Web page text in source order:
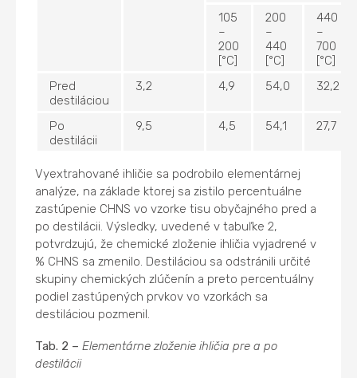
105
–
200
[°C]
200
–
440
[°C]
440
–
700
[°C]
Pred
destiláciou
3,2 4,9 54,0 32,2
Po
destilácii
9,5 4,5 54,1 27,7
Vyextrahované ihličie sa podrobilo elementárnej
analýze, na základe ktorej sa zistilo percentuálne
zastúpenie CHNS vo vzorke tisu obyčajného pred a
po destilácii. Výsledky, uvedené v tabuľke 2,
potvrdzujú, že chemické zloženie ihličia vyjadrené v
% CHNS sa zmenilo. Destiláciou sa odstránili určité
skupiny chemických zlúčenín a preto percentuálny
podiel zastúpených prvkov vo vzorkách sa
destiláciou pozmenil.
Tab. 2 –Elementárne zloženie ihličia pre a po
destilácii